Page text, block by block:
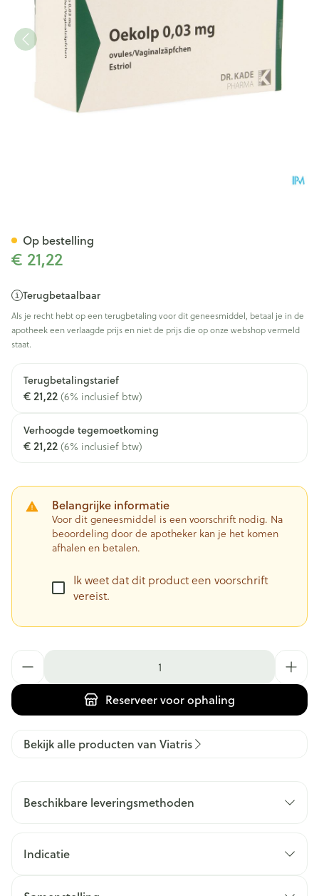
€ 21,22
Terugbetaalbaar
Als je recht hebt op een terugbetaling voor dit geneesmiddel, betaal je in de
apotheek een verlaagde prijs en niet de prijs die op onze webshop vermeld
staat.
Terugbetalingstarief
€ 21,22 (6% inclusief btw)
Verhoogde tegemoetkoming
€ 21,22 (6% inclusief btw)
Belangrijke informatie
Voor dit geneesmiddel is een voorschrift nodig. Na
beoordeling door de apotheker kan je het komen
afhalen en betalen.
Ik weet dat dit product een voorschrift
vereist.
Reserveervoor ophaling
Op bestelling
Bekijk alle producten van Viatris
Beschikbare leveringsmethoden
Indicatie